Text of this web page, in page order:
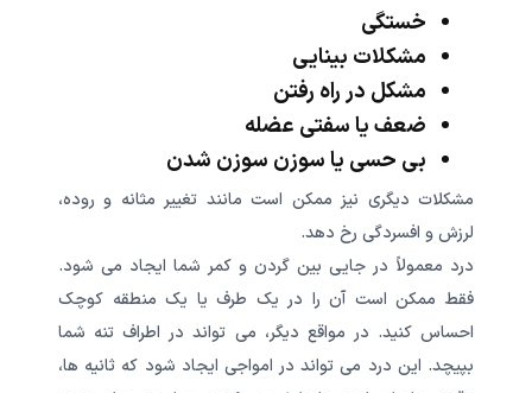
خستگی
مشکلات بینایی
مشکل در راه رفتن
ضعف یا سفتی عضله
بی حسی یا سوزن سوزن شدن
مشکلات دیگری نیز ممکن است مانند تغییر مثانه و روده،
لرزش و افسردگی رخ دهد.
درد معمولاً در جایی بین گردن و کمر شما ایجاد می شود.
فقط ممکن است آن را در یک طرف یا یک منطقه کوچک
احساس کنید. در مواقع دیگر، می تواند در اطراف تنه شما
بپیچد. این درد می تواند در امواجی ایجاد شود که ثانیه ها،